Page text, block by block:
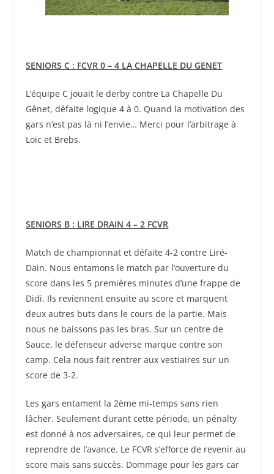
SENIORS C : FCVR 0 – 4 LA CHAPELLE DU GENET
L’équipe C jouait le derby contre La Chapelle Du
Gênet, défaite logique 4 à 0. Quand la motivation des
gars n’est pas là ni l’envie… Merci pour l’arbitrage à
Loic et Brebs.
SENIORS B : LIRE DRAIN 4 – 2 FCVR
Match de championnat et défaite 4-2 contre Liré-
Dain. Nous entamons le match par l’ouverture du
score dans les 5 premières minutes d’une frappe de
Didi. Ils reviennent ensuite au score et marquent
deux autres buts dans le cours de la partie. Mais
nous ne baissons pas les bras. Sur un centre de
Sauce, le défenseur adverse marque contre son
camp. Cela nous fait rentrer aux vestiaires sur un
score de 3-2.
Les gars entament la 2ème mi-temps sans rien
lâcher. Seulement durant cette période, un pénalty
est donné à nos adversaires, ce qui leur permet de
reprendre de l’avance. Le FCVR s’efforce de revenir au
score mais sans succès. Dommage pour les gars car